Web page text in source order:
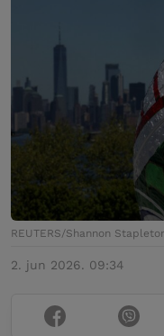
REUTERS/Shannon
2. jun 2026. 09:34